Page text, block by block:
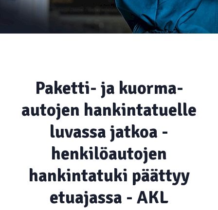
Paketti- ja kuorma-
autojen hankintatuelle
luvassa jatkoa -
henkilöautojen
hankintatuki päättyy
etuajassa - AKL